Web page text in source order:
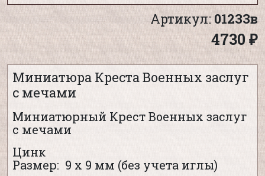
Артикул:01233в
4730 ₽
Миниатюра Креста Военных заслуг
с мечами
Миниатюрный Крест Военных заслуг
с мечами
Цинк
Размер: 9 х 9 мм (без учета иглы)